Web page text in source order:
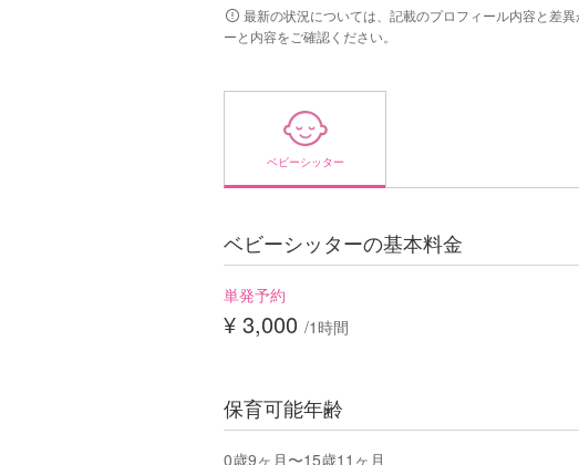
最新の状況については、記載のプロフィール内容と差
ーと内容をご確認ください。
ベビーシッター
ベビーシッターの基本料金
単発予約
¥ 3,000 /1時間
保育可能年齢
0歳9ヶ月〜15歳11ヶ月